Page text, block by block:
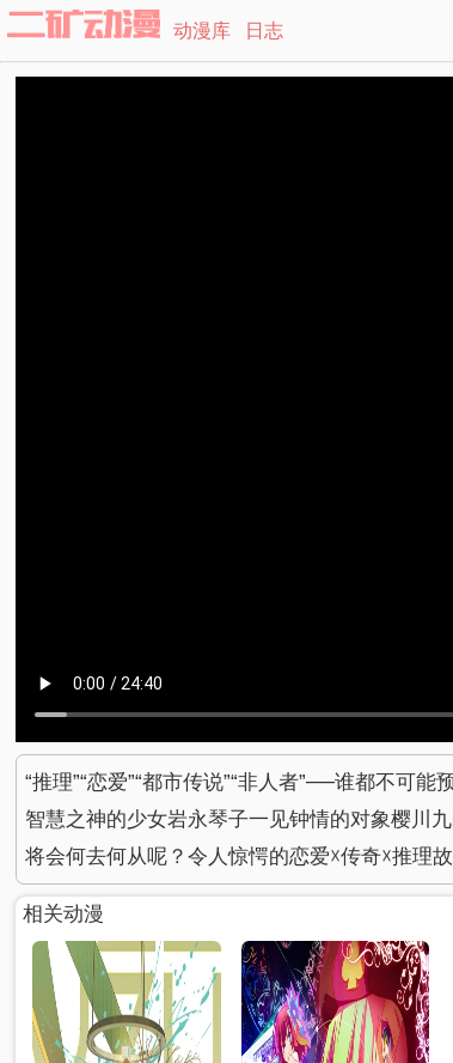
动漫库 日志
“推理”“恋爱”“都市传说”“非人者”──谁都不可
智慧之神的少女岩永琴子一见钟情的对象樱川
将会何去何从呢？令人惊愕的恋爱☓传奇☓推理
相关动漫
已完结